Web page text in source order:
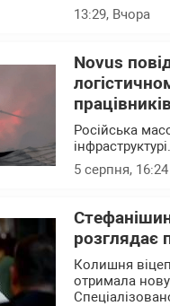
13:29, Вчора
Novus
Російська
інфраструктурі.
5 серпня, 16:24
розглядає
Колишня
отримала